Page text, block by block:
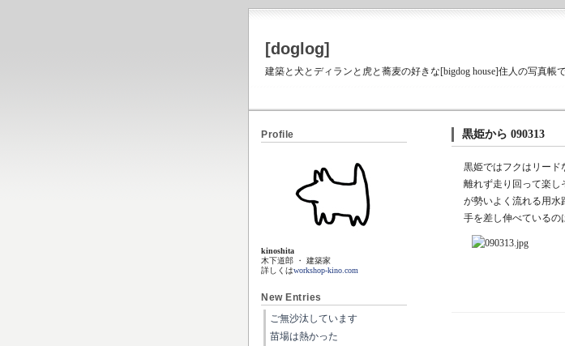
[doglog]
建築と犬とディランと虎と蕎麦の好きな[bigdog house]住人の写真帳
黒姫から 090313
黒姫ではフクはリード
離れず走り回って楽し
が勢いよく流れる用水
手を差し伸べているの
Profile
kinoshita
木下道郎 ・ 建築家
詳しくはworkshop-kino.com
New Entries
ご無沙汰しています
苗場は熱かった